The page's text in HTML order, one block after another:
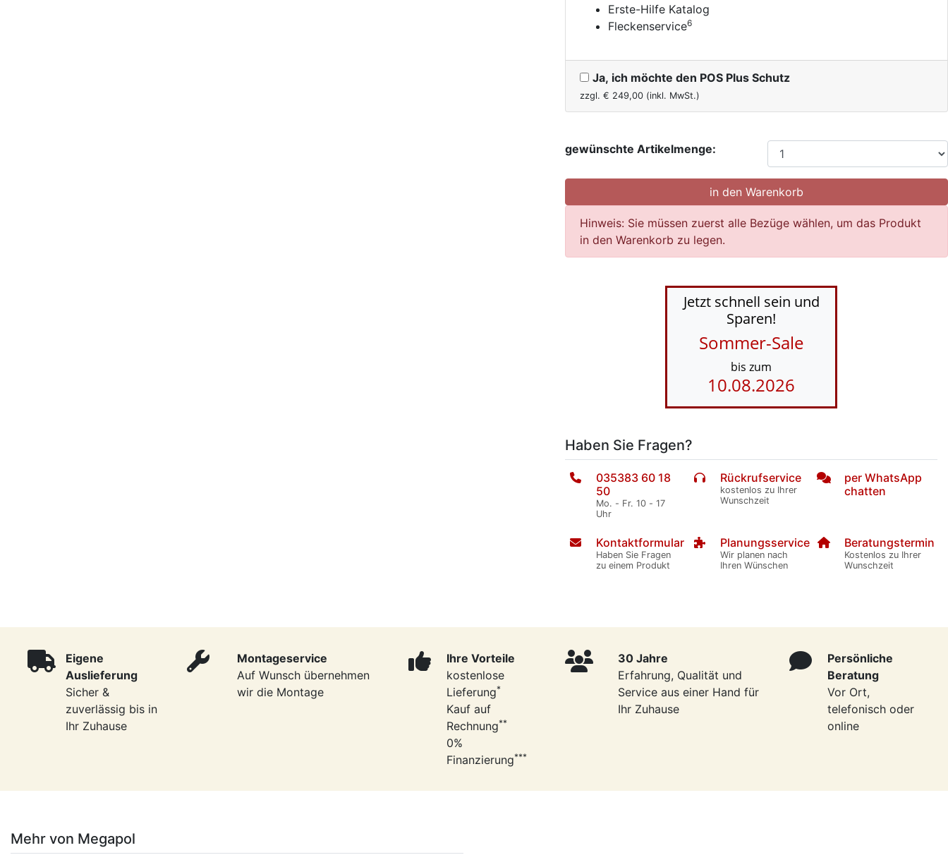
Erste-Hilfe Katalog
Fleckenservice6
Ja, ich möchte den POS Plus Schutz
zzgl. € 249,00 (inkl. MwSt.)
gewünschte Artikelmenge:
Hinweis: Sie müssen zuerst alle Bezüge wählen, um das Produkt
in den Warenkorb zu legen.
Jetzt schnell sein und
Sparen!
Sommer-Sale
bis zum
10.08.2026
Haben Sie Fragen?
035383 60 18
50
Mo. - Fr. 10 - 17
Uhr
Rückrufservice
kostenlos zu Ihrer
Wunschzeit
per WhatsApp
chatten
Kontaktformular
Haben Sie Fragen
zu einem Produkt
Planungsservice
Wir planen nach
Ihren Wünschen
Beratungstermin
Kostenlos zu Ihrer
Wunschzeit
Eigene
Auslieferung
Sicher &
zuverlässig bis in
Ihr Zuhause
Montageservice
Auf Wunsch übernehmen
wir die Montage
Ihre Vorteile
kostenlose
Lieferung*
Kauf auf
Rechnung**
0%
Finanzierung***
30 Jahre
Erfahrung, Qualität und
Service aus einer Hand für
Ihr Zuhause
Persönliche
Beratung
Vor Ort,
telefonisch oder
online
Mehr von Megapol